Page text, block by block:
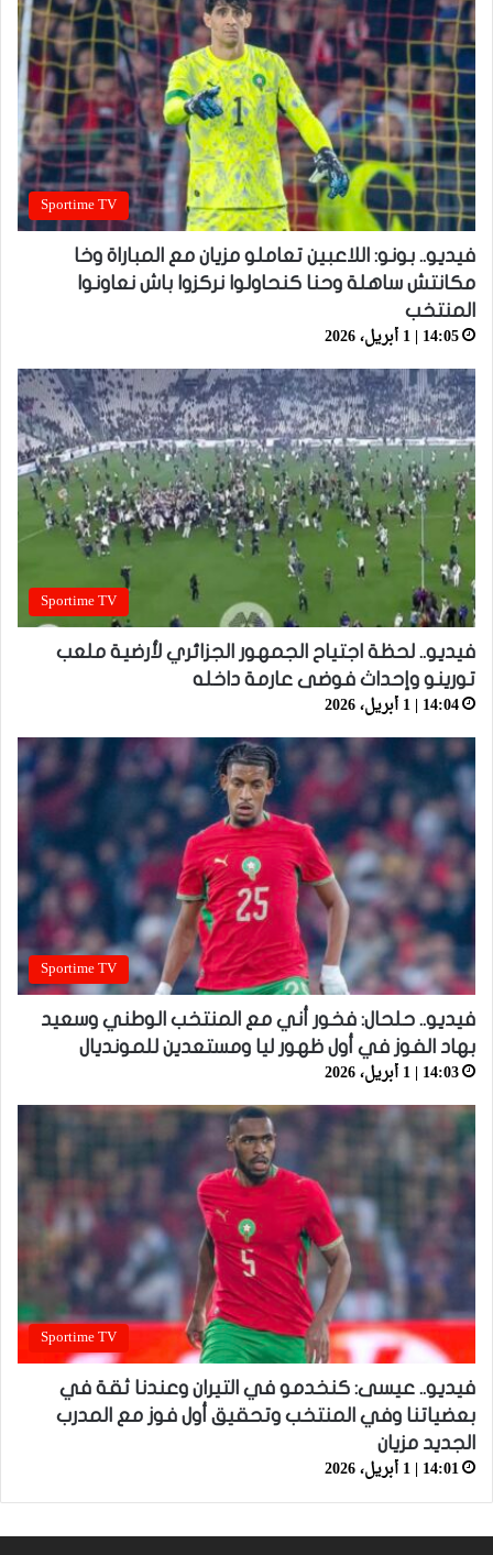
Sportime TV
فيديو.. بونو: اللاعبين تعاملو مزيان مع المباراة وخا
مكانتش ساهلة وحنا كنحاولوا نركزوا باش نعاونوا
المنتخب
14:05 | 1 أبريل، 2026
Sportime TV
فيديو.. لحظة اجتياح الجمهور الجزائري لأرضية ملعب
تورينو وإحداث فوضى عارمة داخله
14:04 | 1 أبريل، 2026
Sportime TV
فيديو.. حلحال: فخور أني مع المنتخب الوطني وسعيد
بهاد الفوز في أول ظهور ليا ومستعدين للمونديال
14:03 | 1 أبريل، 2026
Sportime TV
فيديو.. عيسى: كنخدمو في التيران وعندنا ثقة في
بعضياتنا وفي المنتخب وتحقيق أول فوز مع المدرب
الجديد مزيان
14:01 | 1 أبريل، 2026